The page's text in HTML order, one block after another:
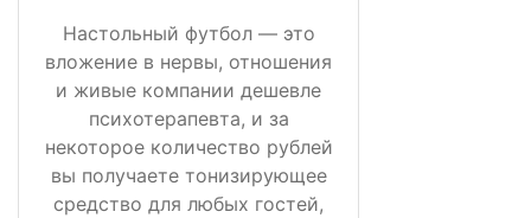
Настольный футбол — это
вложение в нервы, отношения
и живые компании дешевле
психотерапевта, и за
некоторое количество рублей
вы получаете тонизирующее
средство для любых гостей,